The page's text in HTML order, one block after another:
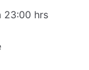
23:00 hrs